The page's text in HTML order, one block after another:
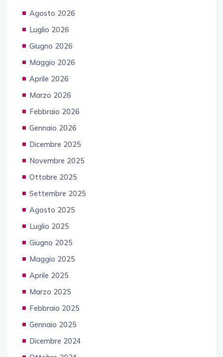
Agosto 2026
Luglio 2026
Giugno 2026
Maggio 2026
Aprile 2026
Marzo 2026
Febbraio 2026
Gennaio 2026
Dicembre 2025
Novembre 2025
Ottobre 2025
Settembre 2025
Agosto 2025
Luglio 2025
Giugno 2025
Maggio 2025
Aprile 2025
Marzo 2025
Febbraio 2025
Gennaio 2025
Dicembre 2024